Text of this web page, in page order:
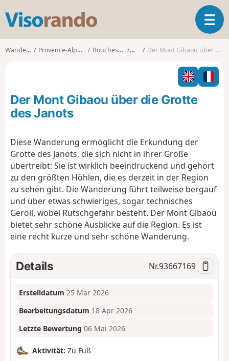
s
o
o
T
o
l
n
i
n
Wanderungen Provence-Alpes-Côte d'Azur Bouches-du-Rhône CassisDer Mont Gibaou über die Grotte des Janots
Der Mont Gibaou über die Grotte
des Janots
Diese Wanderung ermöglicht die Erkundung der
Grotte des Janots, die sich nicht in ihrer Größe
übertreibt: Sie ist wirklich beeindruckend und gehört
zu den größten Höhlen, die es derzeit in der Region
zu sehen gibt. Die Wanderung führt teilweise bergauf
und über etwas schwieriges, sogar technisches
Geröll, wobei Rutschgefahr besteht. Der Mont Gibaou
bietet sehr schöne Ausblicke auf die Region. Es ist
eine recht kurze und sehr schöne Wanderung.
Details Nr.93667169
Erstelldatum 25 Mär 2026
Bearbeitungsdatum 18 Apr 2026
Letzte Bewertung 06 Mai 2026
Aktivität: Zu Fuß